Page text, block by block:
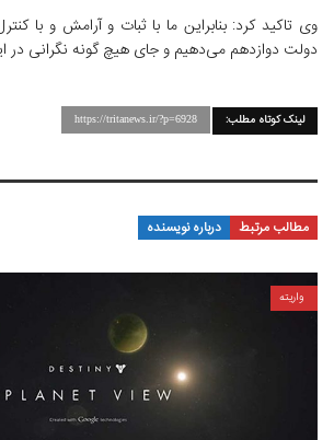
وی تاکید کرد: بنابراین ما با ثبات و آرامش و با
دولت دوازدهم می‌دهیم و جای هیچ گونه نگرانی در
لینک کوتاه مطلب: https://tritanews.ir/?p=6928
مطالب مرتبط درباره نویسنده
واریته